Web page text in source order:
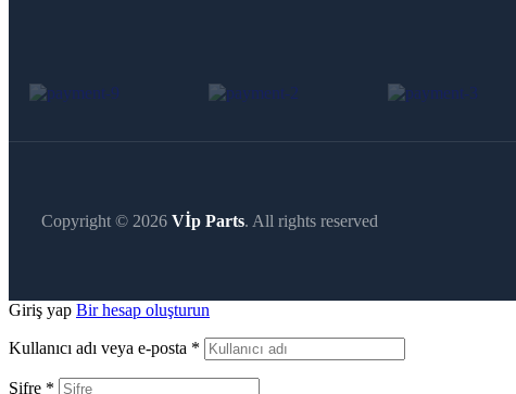
Copyright © 2026 Vİp Parts. All rights reserved
Giriş yap Bir hesap oluşturun
Kullanıcı adı veya e-posta *
Şifre *